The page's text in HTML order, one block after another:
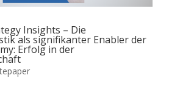
Insights – Die
als signifikanter Enabler der
Erfolg in der